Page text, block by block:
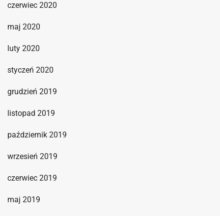
czerwiec 2020
maj 2020
luty 2020
styczeń 2020
grudzień 2019
listopad 2019
październik 2019
wrzesień 2019
czerwiec 2019
maj 2019